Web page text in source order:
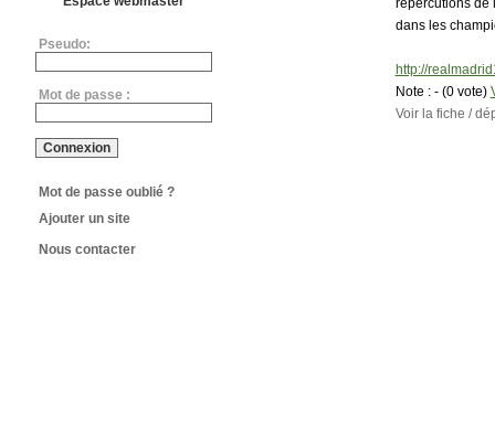
Pseudo:
Mot de passe :
Mot de passe oublié ?
Ajouter un site
Nous contacter
répercutions de
dans les
http://
Note : - (0 vote)
Voir la fiche /